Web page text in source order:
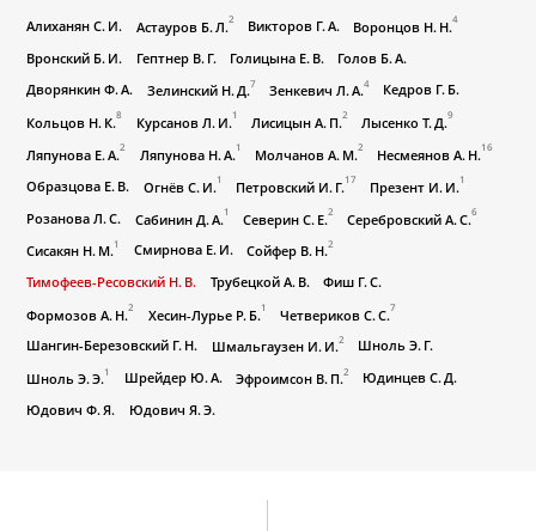
Тимофеев-Ресовский
Алиханян С. И. Астауров Б. Л.2 Викторов Г. А. Воронцов Н. Н.4
Вронский Б. И. Гептнер В. Г. Голицына Е. В.
Голов Б. А.
Дворянкин Ф. А.
Зелинский Н. Д.7 Зенкевич Л. А.4
Кедров Г. Б.
Кольцов Н. К.8 Курсанов Л. И. 1 Лисицын А. П.2 Лысенко Т. Д.9
Ляпунова Е. А.2 Ляпунова Н. А. 1 Молчанов А. М.2 Несмеянов А. Н. 16
Образцова Е. В. Огнёв С. И. 1 Петровский И. Г. 17 Презент И. И. 1
Розанова Л. С. Сабинин Д. А. 1 Северин С. Е.2 Серебровский А. С.6
Сисакян Н. М.1 Смирнова Е. И. Сойфер В. Н.2
Тимофеев-Ресовский Н. В. Трубецкой А. В.
Фиш Г. С.
Формозов А. Н.2 Хесин-Лурье Р. Б. 1 Четвериков С. С.7
Шангин-Березовский Г. Н. Шмальгаузен И. И.2
Шноль Э. Г.
Шноль Э. Э.1 Шрейдер Ю. А. Эфроимсон В. П.2
Юдинцев С. Д.
Юдович Ф. Я.
Юдович Я. Э.